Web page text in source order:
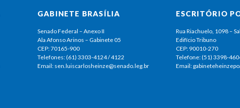
GABINETE BRASÍLIA
Senado Federal – Anexo II
Ala Afonso Arinos – Gabinete 05
CEP: 70165-900
Telefones: (61) 3303-4124 / 4122
Email: sen.luiscarlosheinze@senado.leg.br
ESCRITÓRIO
Rua Riachuelo, 1098 –
Edifício Tribuno
CEP: 90010-270
Telefone: (51) 3398-
Email: